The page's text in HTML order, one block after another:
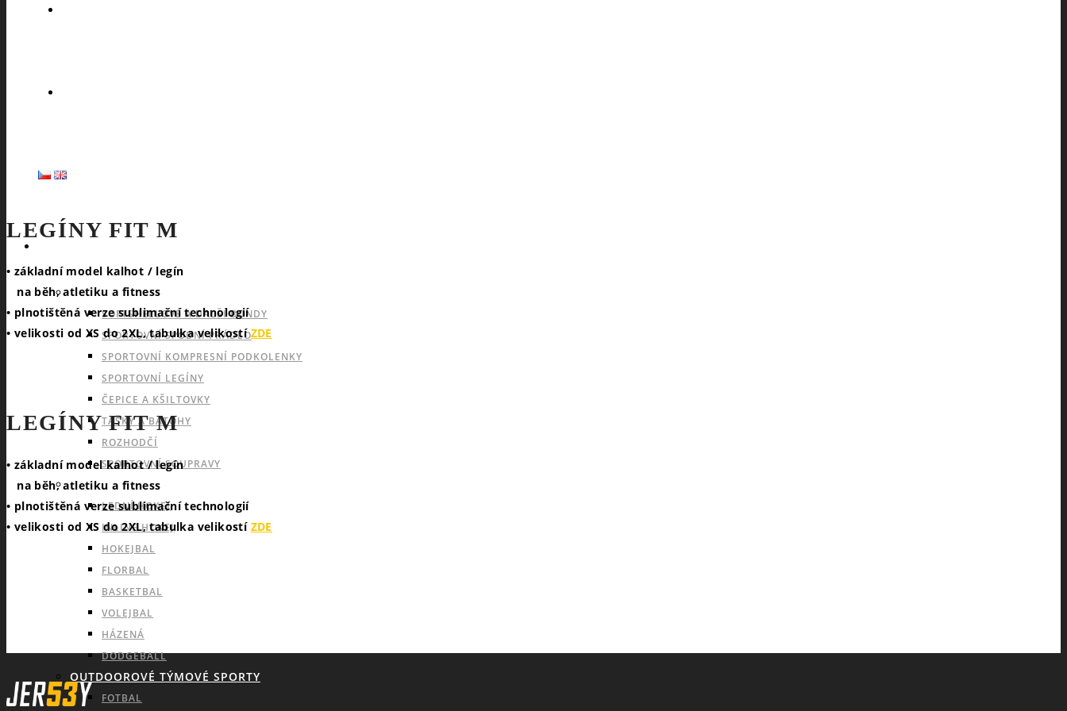
NABÍDKA PRO VŠECHNY SPORTY
SOFTSHELLOVÉ A DALŠÍ BUNDY
SPORTOVNÍ SPODNÍ PRÁDLO
SPORTOVNÍ KOMPRESNÍ PODKOLENKY
SPORTOVNÍ LEGÍNY
ČEPICE A KŠILTOVKY
TAŠKY A BATOHY
ROZHODČÍ
SPORTOVNÍ SOUPRAVY
INDOOROVÉ TÝMOVÉ SPORTY
LEDNÍ HOKEJ
INLINE HOKEJ
HOKEJBAL
FLORBAL
BASKETBAL
VOLEJBAL
HÁZENÁ
DODGEBALL
OUTDOOROVÉ TÝMOVÉ SPORTY
FOTBAL
LEGÍNY FIT M
• základní model kalhot / legín
na běh, atletiku a fitness
• plnotištěná verze sublimační technologií
• velikosti od XS do 2XL, tabulka velikostíZDE
LEGÍNY FIT M
• základní model kalhot / legín
na běh, atletiku a fitness
• plnotištěná verze sublimační technologií
• velikosti od XS do 2XL, tabulka velikostí ZDE